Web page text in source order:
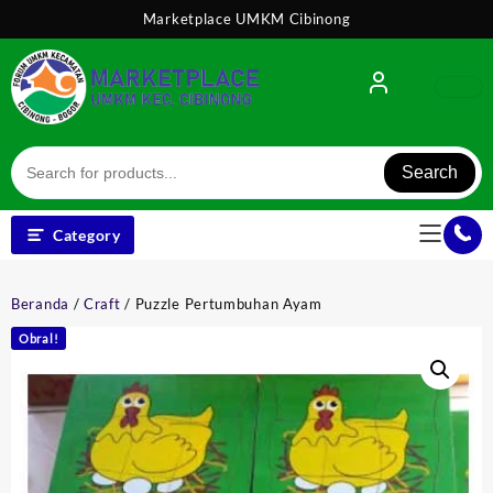
content
Marketplace UMKM Cibinong
Search
Category
Beranda /Craft / Puzzle Pertumbuhan Ayam
Obral!